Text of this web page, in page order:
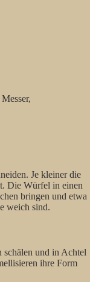
Je kleiner die
Die Würfel in einen
bringen und etwa
weich sind.
und in Achtel
ihre Form